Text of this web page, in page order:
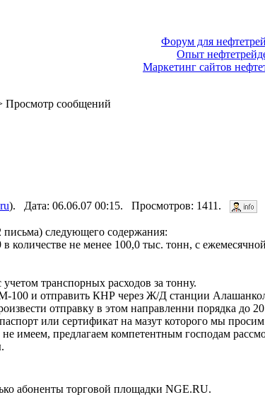
Форум для
Опыт
Маркетинг сайтов
Просмотр сообщений
). Дата: 06.06.07 00:15. Просмотров: 1411.
следующего содержания:
количестве не менее 100,0 тыс. тонн, с
транспорных расходов за тонну.
100 и отправить КНР через Ж/Д станции
отправку в этом направленни порядка до
или сертификат на мазут которого мы
имеем, предлагаем компетентным господам
абоненты торговой площадки NGE.RU.